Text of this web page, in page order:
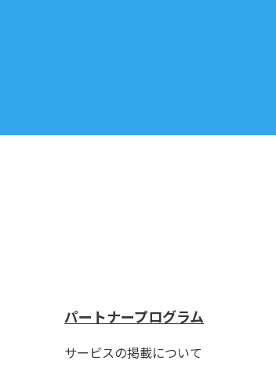
パートナープログラム
サービスの掲載について